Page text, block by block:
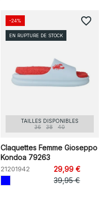
TAILLES DISPONIBLES
36
38 40
Claquettes Femme Gioseppo
Kondoa 79263
21201942
29,99 €
39,95 €
-24%
EN RUPTURE DE STOCK
favorite_border